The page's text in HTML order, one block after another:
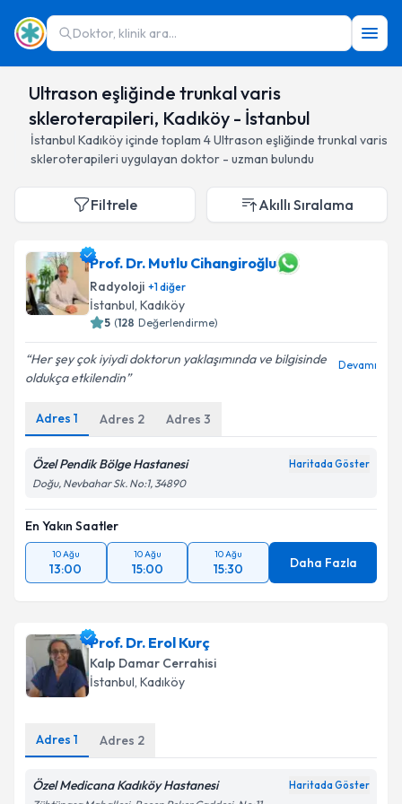
Doktor, klinik ara...
Ultrason eşliğinde trunkal varis
skleroterapileri, Kadıköy - İstanbul
İstanbul Kadıköyiçinde toplam 4Ultrason eşliğinde trunkal varis
skleroterapileri uygulayan doktor - uzman bulundu
Filtrele Akıllı Sıralama
Prof. Dr. Mutlu Cihangiroğlu
Radyoloji +1diğer
İstanbul, Kadıköy
5 (128 Değerlendirme)
Her şey çok iyiydi doktorun yaklaşımında ve bilgisinde
oldukça etkilendin
Devamı
Adres 1 Adres 2 Adres 3
Özel Pendik Bölge Hastanesi Haritada Göster
Doğu, Nevbahar Sk. No:1, 34890
En Yakın Saatler
10 Ağu
13:00
10 Ağu
15:00
10 Ağu
15:30 Daha Fazla
Prof. Dr. Erol Kurç
Kalp Damar Cerrahisi
İstanbul, Kadıköy
Adres 1 Adres 2
Özel Medicana Kadıköy Hastanesi Haritada Göster